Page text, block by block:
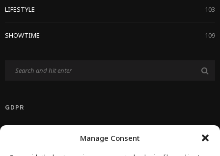
Manage Consent
LIFESTYLE 103
SHOWTIME 109
GDPR